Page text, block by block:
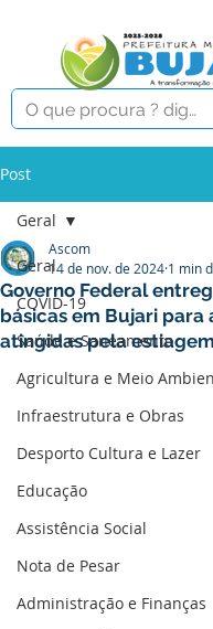
Post
Geral
COVID-19
Saúde e Saneamento
Agricultura e Meio
Infraestrutura e Obras
Desporto Cultura e Lazer
Educação
Assistência Social
Nota de Pesar
Administração e Finanças
Geral
Governo Federal
básicas em Bujari para
atingidas pela estiagem
Ascom
14 de nov. de 2024 1 min